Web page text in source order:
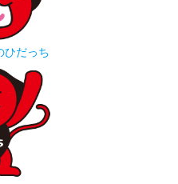
ひだっち